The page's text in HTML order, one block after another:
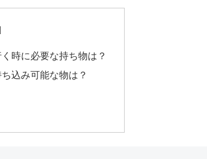
時に必要な持ち物は？
込み可能な物は？